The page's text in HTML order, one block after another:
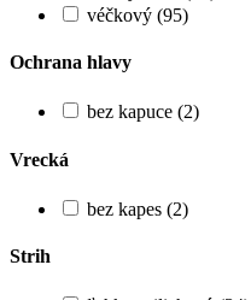
véčkový (95)
Ochrana hlavy
bez kapuce (2)
Vrecká
bez kapes (2)
Strih